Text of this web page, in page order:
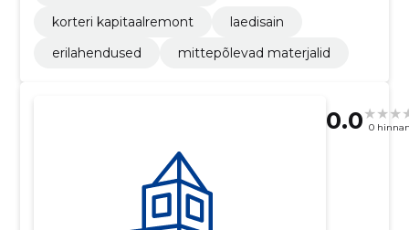
korteri kapitaalremont
laedisain
erilahendused
mittepõlevad materjalid
0.0 0